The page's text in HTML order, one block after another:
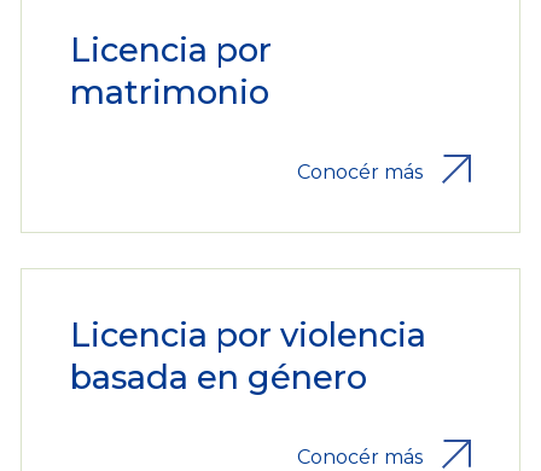
Licencia por
matrimonio
Conocér más
Licencia por violencia
basada en género
Conocér más